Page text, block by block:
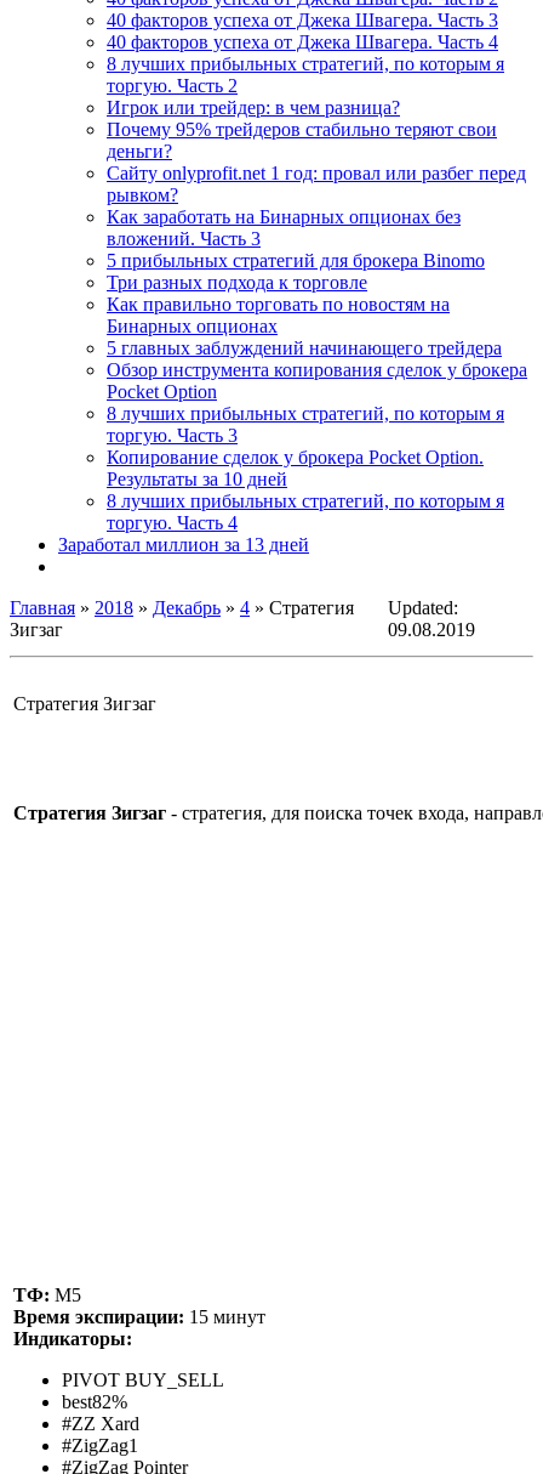
40 факторов успеха от Джека Швагера. Часть 3
40 факторов успеха от Джека Швагера. Часть 4
8 лучших прибыльных стратегий, по которым я
торгую. Часть 2
Игрок или трейдер: в чем разница?
Почему 95% трейдеров стабильно теряют свои
деньги?
Сайту onlyprofit.net 1 год: провал или разбег перед
рывком?
Как заработать на Бинарных опционах без
вложений. Часть 3
5 прибыльных стратегий для брокера Binomo
Три разных подхода к торговле
Как правильно торговать по новостям на
Бинарных опционах
5 главных заблуждений начинающего трейдера
Обзор инструмента копирования сделок у брокера
Pocket Option
8 лучших прибыльных стратегий, по которым я
торгую. Часть 3
Копирование сделок у брокера Pocket Option.
Результаты за 10 дней
8 лучших прибыльных стратегий, по которым я
торгую. Часть 4
Заработал миллион за 13 дней
Главная » 2018 » Декабрь » 4 » Стратегия
Зигзаг
Updated:
09.08.2019
Стратегия Зигзаг
Стратегия Зигзаг - стратегия, для поиска точек входа,
ТФ: М5
Время экспирации: 15 минут
Индикаторы:
PIVOT BUY_SELL
best82%
#ZZ Xard
#ZigZag1
#ZigZag Pointer